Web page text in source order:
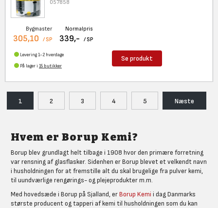
057858
Bygmaster
305,10 / SP
Normalpris
339,- / SP
Levering 1-2 hverdage
På lager i 15 butikker
Se produkt
1 2 3 4 5 Næste
Hvem er Borup Kemi?
Borup blev grundlagt helt tilbage i 1908 hvor den primære forretning
var rensning af glasflasker. Sidenhen er Borup blevet et velkendt navn
i husholdningen for at fremstille alt du skal brugelige fra pulver kemi,
til uundværlige rengørings- og plejeprodukter m.m.
Med hovedsæde i Borup på Sjalland, erBorup Kemi i dag Danmarks
største producent og tapperi af kemi til husholdningen som du kan